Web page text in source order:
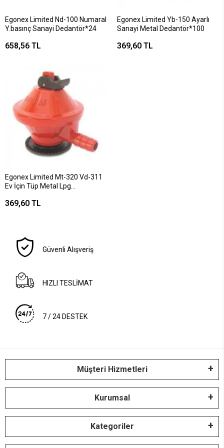
Egonex Limited Nd-100 Numaral
Y.basınç Sanayi Dedantör*24
658,56 TL
Egonex Limited Yb-150 Ayarlı
Sanayi Metal Dedantör*100
369,60 TL
Egonex Limited Mt-320 Vd-311
Ev İçin Tüp Metal Lpg
369,60 TL
Güvenli Alışveriş
HIZLI TESLİMAT
7 / 24 DESTEK
Müşteri Hizmetleri
Kurumsal
Kategoriler